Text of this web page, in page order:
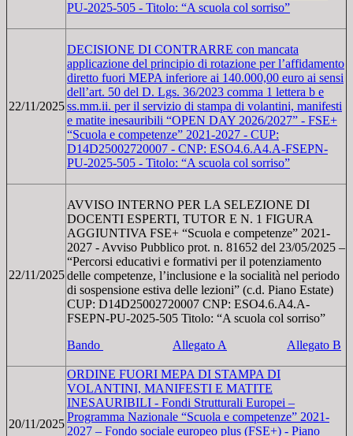
PU-2025-505 - Titolo: “A scuola col sorriso”
22/11/2025
DECISIONE DI CONTRARRE con mancata
applicazione del principio di rotazione per l’affidamento
diretto fuori MEPA inferiore ai 140.000,00 euro ai sensi
dell’art. 50 del D. Lgs. 36/2023 comma 1 lettera b e
ss.mm.ii. per il servizio di stampa di volantini, manifesti
e matite inesauribili “OPEN DAY 2026/2027” - FSE+
“Scuola e competenze” 2021-2027 - CUP:
D14D25002720007 - CNP: ESO4.6.A4.A-FSEPN-
PU-2025-505 - Titolo: “A scuola col sorriso”
22/11/2025
AVVISO INTERNO PER LA SELEZIONE DI
DOCENTI ESPERTI, TUTOR E N. 1 FIGURA
AGGIUNTIVA FSE+ “Scuola e competenze” 2021-
2027 - Avviso Pubblico prot. n. 81652 del 23/05/2025 –
“Percorsi educativi e formativi per il potenziamento
delle competenze, l’inclusione e la socialità nel periodo
di sospensione estiva delle lezioni” (c.d. Piano Estate)
CUP: D14D25002720007 CNP: ESO4.6.A4.A-
FSEPN-PU-2025-505 Titolo: “A scuola col sorriso”
Bando
Allegato A Allegato B
20/11/2025
ORDINE FUORI MEPA DI STAMPA DI
VOLANTINI, MANIFESTI E MATITE
INESAURIBILI - Fondi Strutturali Europei –
Programma Nazionale “Scuola e competenze” 2021-
2027 – Fondo sociale europeo plus (FSE+) - Piano